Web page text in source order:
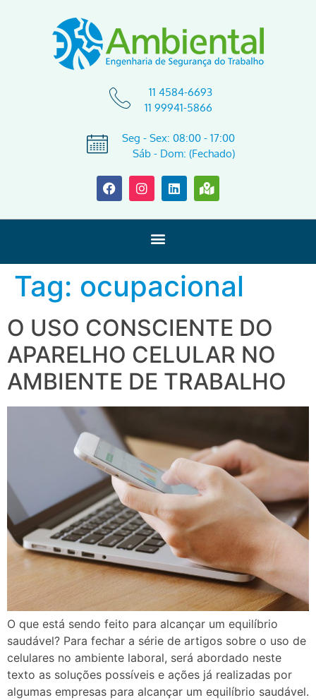
11 4584-6693
11 99941-5866
Seg - Sex: 08:00 - 17:00
Sáb - Dom: (Fechado)
Tag: ocupacional
O USO CONSCIENTE DO
APARELHO CELULAR NO
AMBIENTE DE TRABALHO
O que está sendo feito para alcançar um equilíbrio
saudável? Para fechar a série de artigos sobre o uso de
celulares no ambiente laboral, será abordado neste
texto as soluções possíveis e ações já realizadas por
algumas empresas para alcançar um equilíbrio saudável.